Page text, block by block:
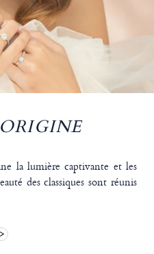
la lumière captivante et les
des classiques sont réunis